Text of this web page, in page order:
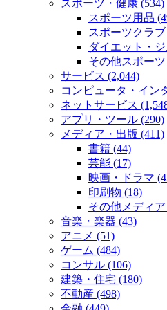
スポーツ・健康 (534)
スポーツ用品
スポーツクラ
ダイエット・
その他スポーツ
サービス (2,044)
コンピュータ・イン
ネットサービス
アプリ・ツール (290)
メディア・出版 (411)
書籍 (44)
芸能 (17)
映画・ドラマ
印刷物 (18)
その他メディア
音楽・楽器 (43)
アニメ (51)
ゲーム (484)
コンサル (106)
建築・住宅 (180)
不動産 (498)